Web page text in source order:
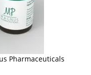
Pharmaceuticals